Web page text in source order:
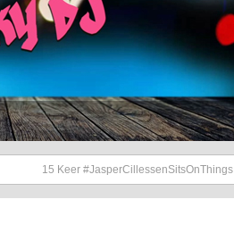
15 Keer #JasperCillessenSitsOnThings